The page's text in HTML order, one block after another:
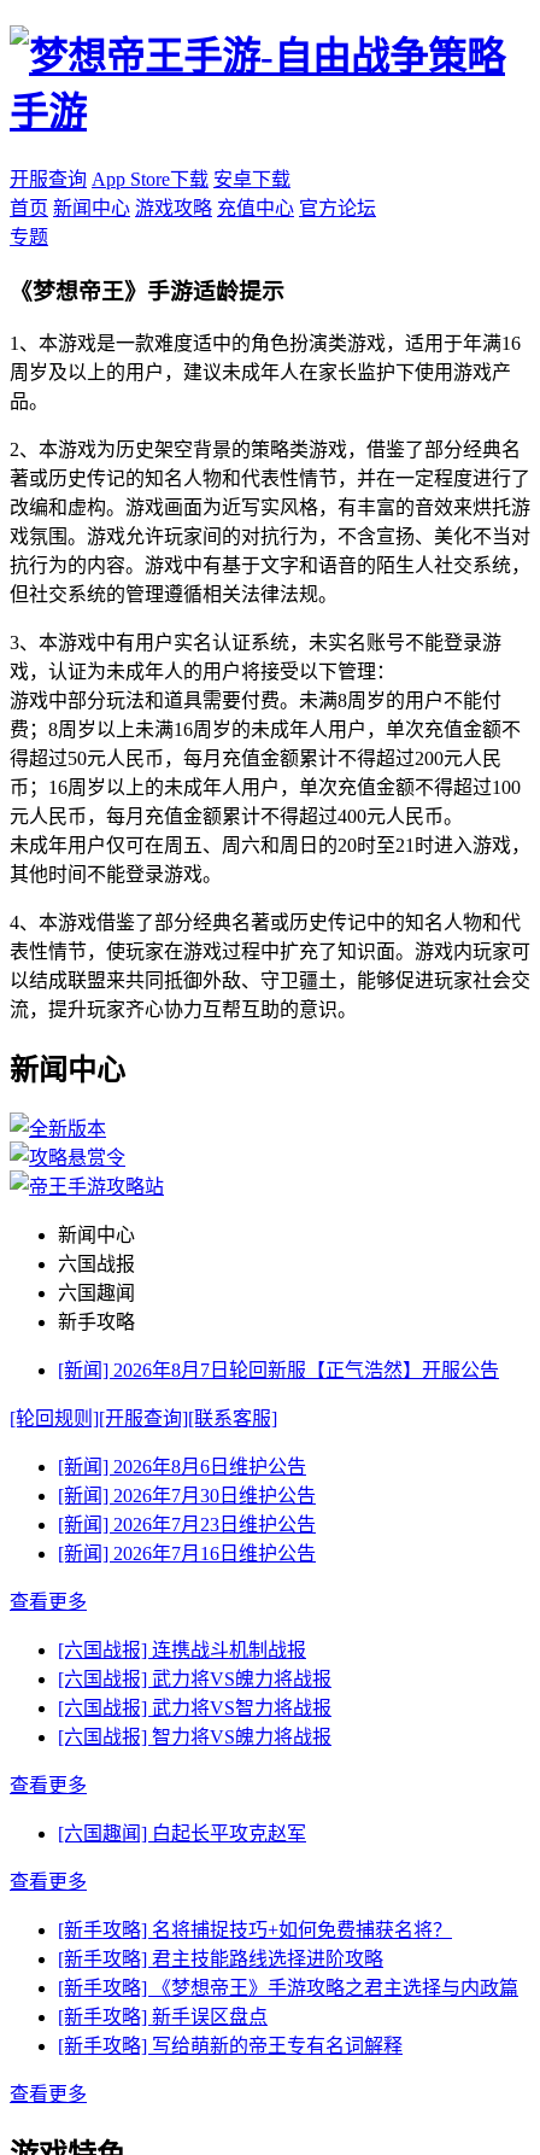
开服查询 App Store下载 安卓下载
首页 新闻中心 游戏攻略 充值中心 官方论坛
专题
《梦想帝王》手游适龄提示
1、本游戏是一款难度适中的角色扮演类游戏，适用于年满16
周岁及以上的用户，建议未成年人在家长监护下使用游戏产
品。
2、本游戏为历史架空背景的策略类游戏，借鉴了部分经典名
著或历史传记的知名人物和代表性情节，并在一定程度进行了
改编和虚构。游戏画面为近写实风格，有丰富的音效来烘托游
戏氛围。游戏允许玩家间的对抗行为，不含宣扬、美化不当对
抗行为的内容。游戏中有基于文字和语音的陌生人社交系统，
但社交系统的管理遵循相关法律法规。
3、本游戏中有用户实名认证系统，未实名账号不能登录游
戏，认证为未成年人的用户将接受以下管理：
游戏中部分玩法和道具需要付费。未满8周岁的用户不能付
费；8周岁以上未满16周岁的未成年人用户，单次充值金额不
得超过50元人民币，每月充值金额累计不得超过200元人民
币；16周岁以上的未成年人用户，单次充值金额不得超过100
元人民币，每月充值金额累计不得超过400元人民币。
未成年用户仅可在周五、周六和周日的20时至21时进入游戏，
其他时间不能登录游戏。
4、本游戏借鉴了部分经典名著或历史传记中的知名人物和代
表性情节，使玩家在游戏过程中扩充了知识面。游戏内玩家可
以结成联盟来共同抵御外敌、守卫疆土，能够促进玩家社会交
流，提升玩家齐心协力互帮互助的意识。
新闻中心
新闻中心
六国战报
六国趣闻
新手攻略
[新闻] 2026年8月7日轮回新服【正气浩然】开服公告
[轮回规则][开服查询][联系客服]
[新闻] 2026年8月6日维护公告
[新闻] 2026年7月30日维护公告
[新闻] 2026年7月23日维护公告
[新闻] 2026年7月16日维护公告
查看更多
[六国战报] 连携战斗机制战报
[六国战报] 武力将VS魄力将战报
[六国战报] 武力将VS智力将战报
[六国战报] 智力将VS魄力将战报
查看更多
[六国趣闻] 白起长平攻克赵军
查看更多
[新手攻略] 名将捕捉技巧+如何免费捕获名将？
[新手攻略] 君主技能路线选择进阶攻略
[新手攻略] 《梦想帝王》手游攻略之君主选择与内政篇
[新手攻略] 新手误区盘点
[新手攻略] 写给萌新的帝王专有名词解释
查看更多